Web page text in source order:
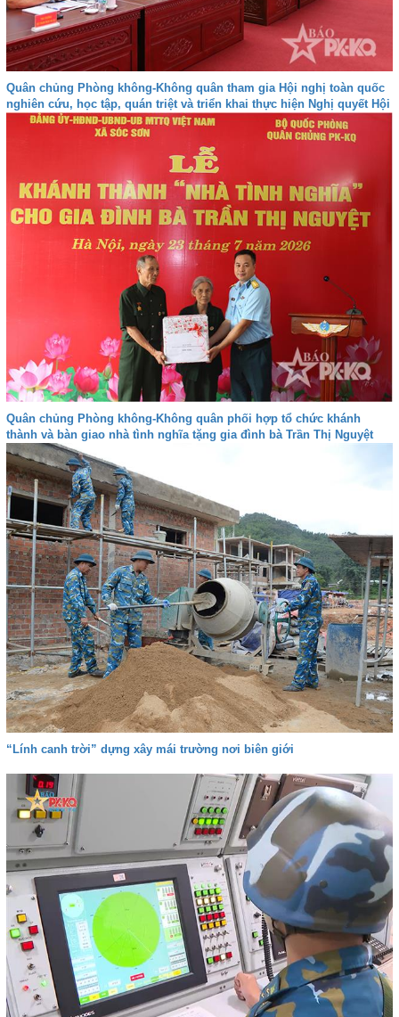
Quân chủng Phòng không-Không quân tham gia Hội nghị toàn quốc
nghiên cứu, học tập, quán triệt và triển khai thực hiện Nghị quyết Hội
nghị lần thứ ba Ban Chấp hành Trung ương Đảng khóa XIV
Quân chủng Phòng không-Không quân phối hợp tổ chức khánh
thành và bàn giao nhà tình nghĩa tặng gia đình bà Trần Thị Nguyệt
“Lính canh trời” dựng xây mái trường nơi biên giới